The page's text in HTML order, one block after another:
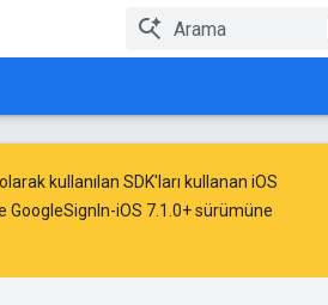
kullanılan SDK'ları kullanan iOS
GoogleSignIn-iOS 7.1.0+ sürümüne